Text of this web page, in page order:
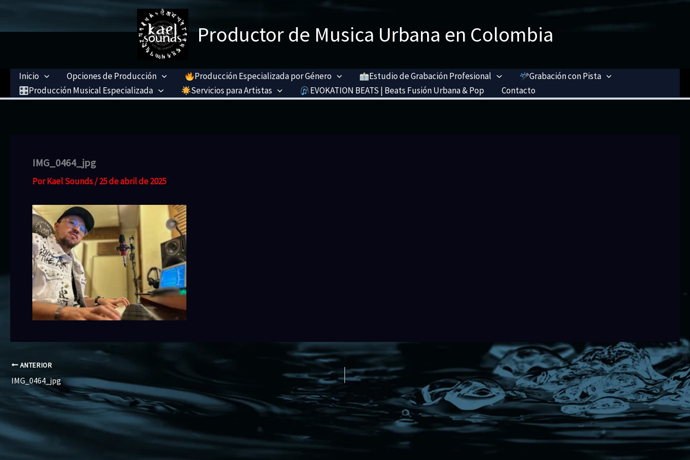
contenido
Productor de Musica Urbana en Colombia
Inicio Opciones de Producción Producción Especializada por Género Estudio de Grabación Profesional
Grabación con Pista
Producción Musical Especializada
Servicios para Artistas EVOKATION BEATS | Beats Fusión Urbana & Pop Contacto
IMG_0464_jpg
PorKael Sounds/25 de abril de 2025
ANTERIOR
IMG_0464_jpg